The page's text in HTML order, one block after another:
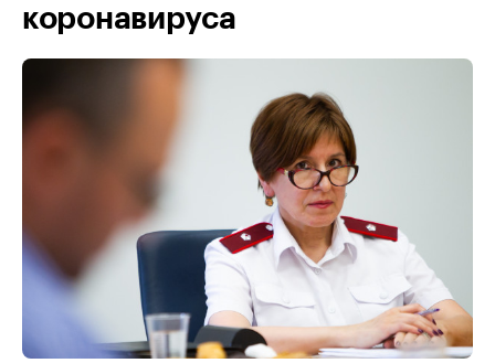
коронавируса